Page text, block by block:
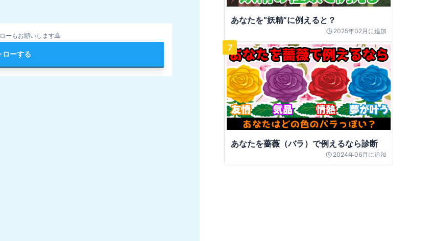
ーもお願いします🙇
ーする
あなたを“妖精”に例えると？
2025年02月 に追加
7
あなたを薔薇（バラ）で例えるなら診断
2024年06月 に追加